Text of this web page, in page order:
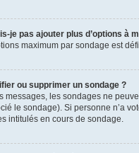
je pas ajouter plus d’options à
maximum par sondage est
ou supprimer un sondage ?
messages, les sondages ne
le sondage). Si personne n’a
intitulés en cours de sondage.